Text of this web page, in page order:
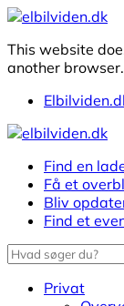
This website
another browser.
Find en
Få et
Bliv
Find et
Privat